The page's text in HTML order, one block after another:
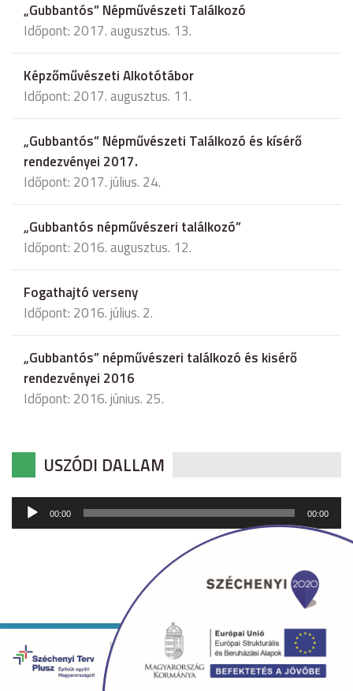
„Gubbantós” Népművészeti Találkozó
Időpont: 2017. augusztus. 13.
Képzőművészeti Alkotótábor
Időpont: 2017. augusztus. 11.
„Gubbantós” Népművészeti Találkozó és kísérő
rendezvényei 2017.
Időpont: 2017. július. 24.
„Gubbantós népművészeri találkozó”
Időpont: 2016. augusztus. 12.
Fogathajtó verseny
Időpont: 2016. július. 2.
„Gubbantós” népművészeri találkozó és kisérő
rendezvényei 2016
Időpont: 2016. június. 25.
USZÓDI DALLAM
Audió
lejátszó
00:00 00:00
Copyright © 2026 uszod.hu Minden jog fenntartva. •
Készítette:fridrik.me